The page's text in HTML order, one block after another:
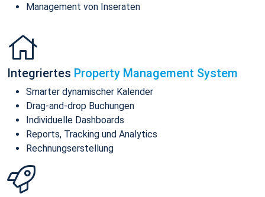
Management von Inseraten
Integriertes Property Management System
Smarter dynamischer Kalender
Drag-and-drop Buchungen
Individuelle Dashboards
Reports, Tracking und Analytics
Rechnungserstellung